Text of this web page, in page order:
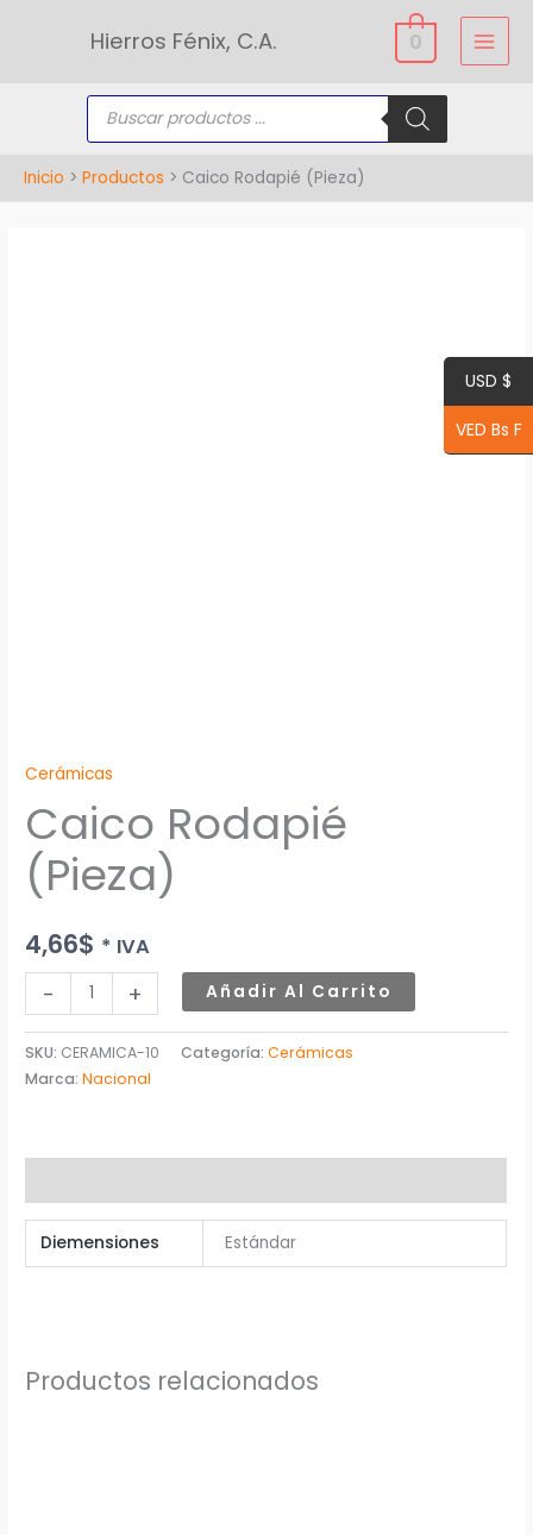
Hierros Fénix, C.A. 0
Búsqueda
productos
Inicio Productos Caico Rodapié (Pieza)
Cerámicas
Caico Rodapié
(Pieza)
4,66$ * IVA
- + Añadir Al Carrito
SKU: CERAMICA-10 Categoría:Cerámicas
Marca:Nacional
Diemensiones Estándar
Productos relacionados
USD $
VED Bs F